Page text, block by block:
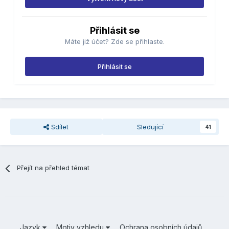
Přihlásit se
Máte již účet? Zde se přihlaste.
Přihlásit se
Sdílet Sledující 41
Přejít na přehled témat